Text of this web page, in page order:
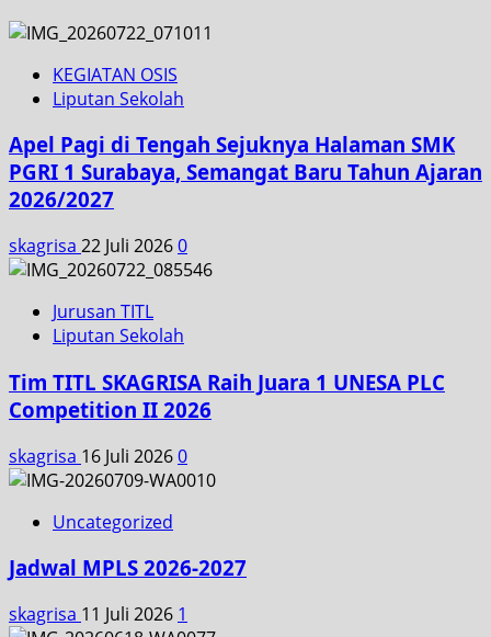
KEGIATAN OSIS
Liputan Sekolah
Apel Pagi di Tengah Sejuknya Halaman SMK
PGRI 1 Surabaya, Semangat Baru Tahun Ajaran
2026/2027
skagrisa 22 Juli 20260
Jurusan TITL
Liputan Sekolah
Tim TITL SKAGRISA Raih Juara 1 UNESA PLC
Competition II 2026
skagrisa 16 Juli 20260
Uncategorized
Jadwal MPLS 2026-2027
skagrisa 11 Juli 2026 1